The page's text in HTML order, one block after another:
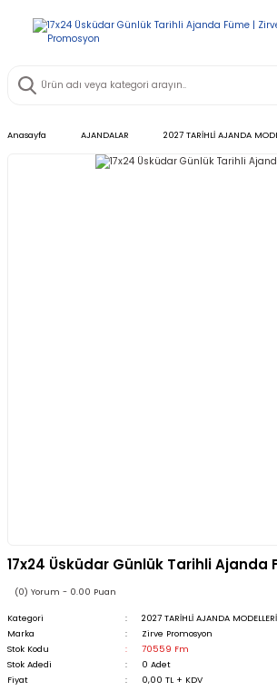
Anasayfa AJANDALAR 2027 TARİHLİ AJANDA
17x24 Üsküdar Günlük Tarihli Ajanda
(0) Yorum - 0.00 Puan
Kategori
2027 TARİHLİ AJANDA MODELLERİ
Marka
Zirve Promosyon
Stok Kodu
70559 Fm
Stok Adedi
0 Adet
Fiyat
0,00 TL + KDV